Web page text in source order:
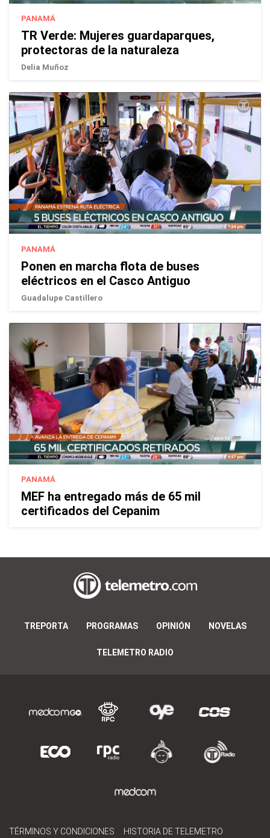
PANAMÁ
TR Verde: Mujeres guardaparques,
protectoras de la naturaleza
Delia Muñoz
PANAMÁ
Ponen en marcha flota de buses
eléctricos en el Casco Antiguo
Guadalupe Castillero
PANAMÁ
MEF ha entregado más de 65 mil
certificados del Cepanim
TREPORTA PROGRAMAS OPINIÓN NOVELAS
TELEMETRO RADIO
TÉRMINOS Y CONDICIONES HISTORIA DE TELEMETRO